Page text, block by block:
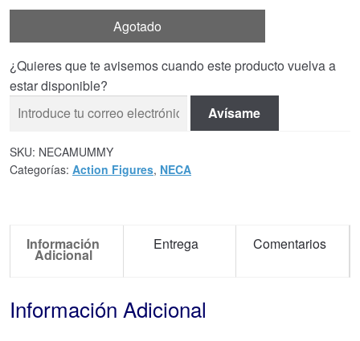
Agotado
¿Quieres que te avisemos cuando este producto vuelva a
estar disponible?
Avísame
SKU: NECAMUMMY
Categorías: Action Figures, NECA
Información
Adicional
Entrega Comentarios
Información Adicional